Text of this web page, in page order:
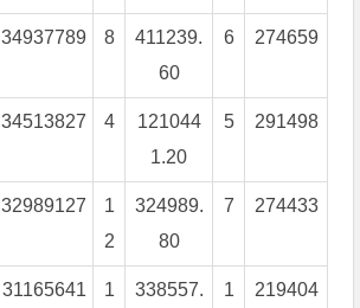
34937789 8
411239.
60
6 274659
34513827 4
121044
1.20
5 291498
32989127
1
2
324989.
80
7 274433
31165641
1
338557.
1
219404